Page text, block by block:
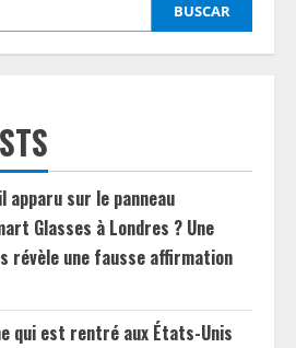
BUSCAR
sur le panneau
Glasses à Londres ? Une
révèle une fausse affirmation
qui est rentré aux États-Unis